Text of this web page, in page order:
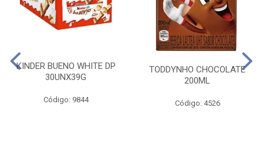
KINDER BUENO WHITE DP
30UNX39G
Código: 9844
TODDYNHO CHOCOLATE
200ML
Código: 4526